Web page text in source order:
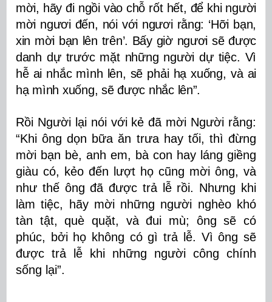
mời, hãy đi ngồi vào chỗ rốt hết, để khi người
mời ngươi đến, nói với ngươi rằng: ‘Hỡi bạn,
xin mời bạn lên trên’. Bấy giờ ngươi sẽ được
danh dự trước mặt những người dự tiệc. Vì
hễ ai nhắc mình lên, sẽ phải hạ xuống, và ai
hạ mình xuống, sẽ được nhắc lên”.
Rồi Người lại nói với kẻ đã mời Người rằng:
“Khi ông dọn bữa ăn trưa hay tối, thì đừng
mời bạn bè, anh em, bà con hay láng giềng
giàu có, kẻo đến lượt họ cũng mời ông, và
như thế ông đã được trả lễ rồi. Nhưng khi
làm tiệc, hãy mời những người nghèo khó
tàn tật, què quặt, và đui mù; ông sẽ có
phúc, bởi họ không có gì trả lễ. Vì ông sẽ
được trả lễ khi những người công chính
sống lại”.